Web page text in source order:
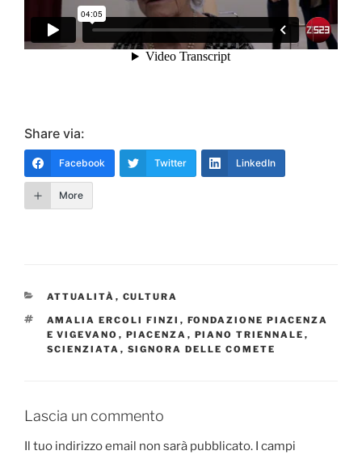
Share via:
Facebook Twitter LinkedIn
More
CATEGORIE
ATTUALITÀ , CULTURA
TAG
AMALIA ERCOLI FINZI , FONDAZIONE PIACENZA
E VIGEVANO , PIACENZA , PIANO TRIENNALE ,
SCIENZIATA , SIGNORA DELLE COMETE
Lascia un commento
Il tuo indirizzo email non sarà pubblicato. I campi